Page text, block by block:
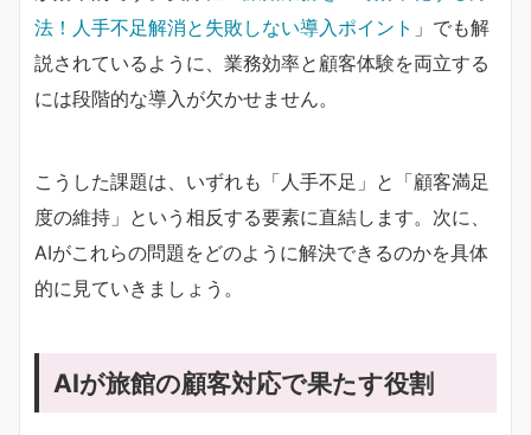
法！人手不足解消と失敗しない導入ポイント 」でも解
説されているように、業務効率と顧客体験を両立する
には段階的な導入が欠かせません。
こうした課題は、いずれも「人手不足」と「顧客満足
度の維持」という相反する要素に直結します。次に、
AIがこれらの問題をどのように解決できるのかを具体
的に見ていきましょう。
AIが旅館の顧客対応で果たす役割